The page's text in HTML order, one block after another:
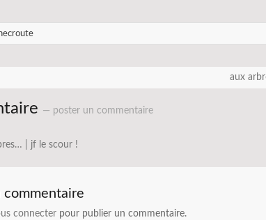
aux
— poster un commentaire
| jf le scour !
commentaire
connecter pour publier un commentaire.